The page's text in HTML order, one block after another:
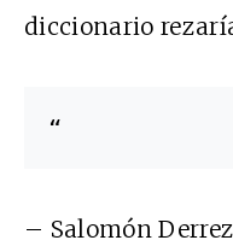
diccionario
“
– Salomón